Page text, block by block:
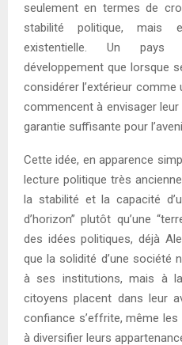
seulement en termes de
stabilité politique, mais
existentielle. Un pays
développement que lorsque
considérer l’extérieur
commencent à envisager
garantie suffisante pour
Cette idée, en apparence
lecture politique très
la stabilité et la capacité
d’horizon” plutôt qu’une
des idées politiques, déjà
que la solidité d’une société
à ses institutions, mais à
citoyens placent dans leur
confiance s’effrite, même
à diversifier leurs